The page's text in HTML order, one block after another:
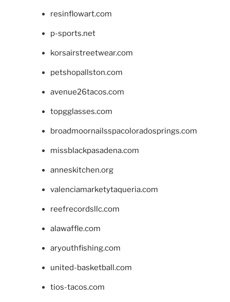
resinflowart.com
p-sports.net
korsairstreetwear.com
petshopallston.com
avenue26tacos.com
topgglasses.com
broadmoornailsspacoloradosprings.com
missblackpasadena.com
anneskitchen.org
valenciamarketytaqueria.com
reefrecordsllc.com
alawaffle.com
aryouthfishing.com
united-basketball.com
tios-tacos.com